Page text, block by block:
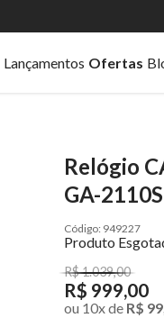
Lançamentos Ofertas
Relógio
GA-
949227
Produto
R$ 1.039,00
R$ 999,00
ou 10xde R$